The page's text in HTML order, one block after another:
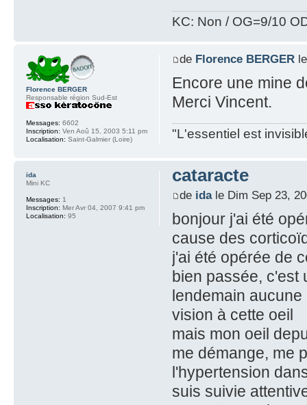
KC: Non / OG=9/10
de Florence BERGERle
Encore une mine
Merci Vincent.
"L'essentiel est
Florence BERGER
Responsable région Sud-Est
Messages: 6602
Inscription: Ven Aoû 15, 2003 5:11 pm
Localisation: Saint-Galmier (Loire)
cataracte
de idale Dim Sep 23,
bonjour j'ai été
cause des
j'ai été opérée de
bien passée, c'est
lendemain
vision à cette oeil
mais mon oeil
me démange, me
l'hypertension
suis suivie
ida
Mini KC
Messages: 1
Inscription: Mer Avr 04, 2007 9:41 pm
Localisation: 95